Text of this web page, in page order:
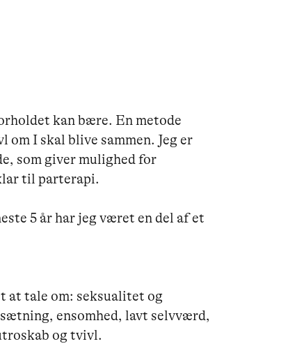
kan bære. En metode
om I skal blive sammen. Jeg er
som giver mulighed for
til parterapi.
5 år har jeg været en del af et
at tale om: seksualitet og
ensomhed, lavt selvværd,
og tvivl.